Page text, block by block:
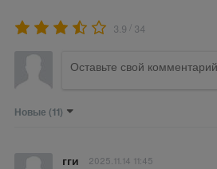
3.9 / 34
Новые (11)
гги 2025.11.14 11:45